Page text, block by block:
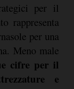
per il
rappresenta
per una
Meno male
cifre per il
e